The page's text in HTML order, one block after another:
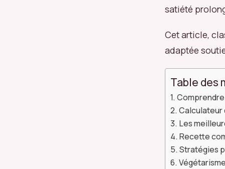
satiété
Cet article,
adaptée
Table des
Calculateur
Les
Recette
Stratégies